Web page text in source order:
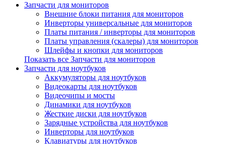
Запчасти для мониторов
Внешние блоки питания для мониторов
Инверторы универсальные для мониторов
Платы питания / инверторы для мониторов
Платы управления (скалеры) для мониторов
Шлейфы и кнопки для мониторов
Показать все Запчасти для мониторов
Запчасти для ноутбуков
Аккумуляторы для ноутбуков
Видеокарты для ноутбуков
Видеочипы и мосты
Динамики для ноутбуков
Жесткие диски для ноутбуков
Зарядные устройства для ноутбуков
Инверторы для ноутбуков
Клавиатуры для ноутбуков